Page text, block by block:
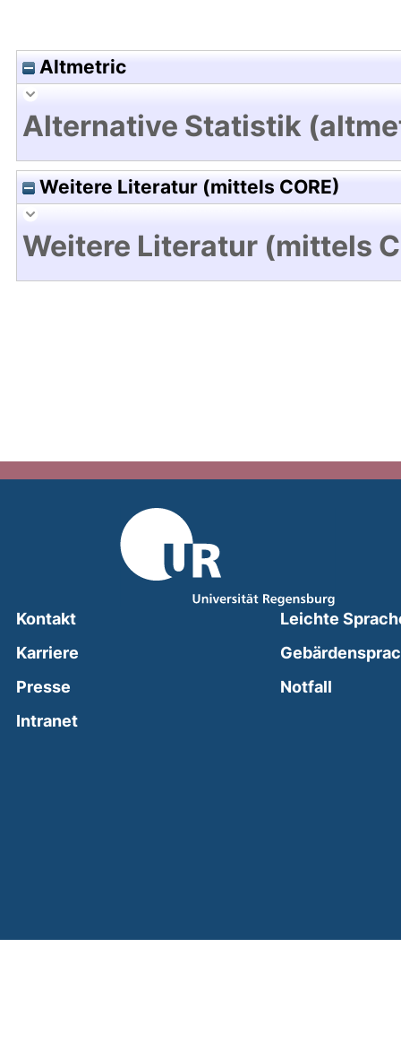
Altmetric
Alternative Statistik
Weitere Literatur (mittels CORE)
Weitere Literatur (mittels
Kontakt
Karriere
Presse
Intranet(external link, opens in a new window)
Leichte
Notfall